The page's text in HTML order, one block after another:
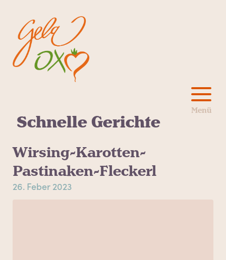
Schnelle Gerichte
Wirsing-Karotten-
Pastinaken-Fleckerl
26. Feber 2023